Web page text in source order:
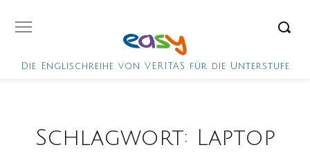
Die Englischreihe von VERITAS für die Unterstufe
Schlagwort: Laptop